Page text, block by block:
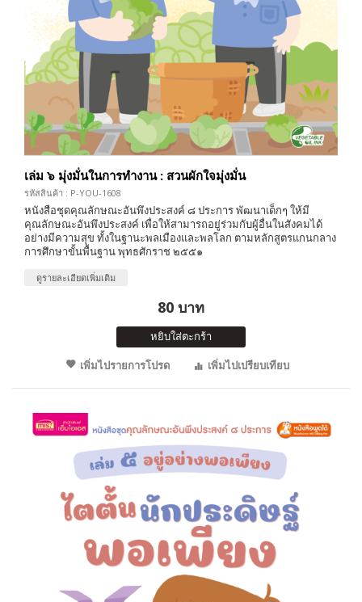
เล่ม ๖ มุ่งมั่นในการทำงาน : สวนผักใจมุ่งมั่น
รหัสสินค้า : P-YOU-1608
หนังสือชุดคุณลักษณะอันพึงประสงค์ ๘ ประการ พัฒนาเด็กๆ ให้มี
คุณลักษณะอันพึงประสงค์ เพื่อให้สามารถอยู่ร่วมกับผู้อื่นในสังคมได้
อย่างมีความสุข ทั้งในฐานะพลเมืองและพลโลก ตามหลักสูตรแกนกลาง
การศึกษาขั้นพื้นฐาน พุทธศักราช ๒๕๕๑
ดูรายละเอียดเพิ่มเติม
80 บาท
หยิบใส่ตะกร้า
เพิ่มไปรายการโปรด
เพิ่มไปเปรียบเทียบ